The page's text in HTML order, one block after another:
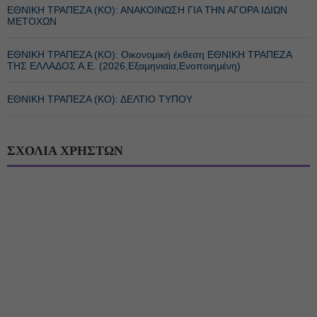
ΕΘΝΙΚΗ ΤΡΑΠΕΖΑ (KO): ΑΝΑΚΟΙΝΩΣΗ ΓΙΑ ΤΗΝ ΑΓΟΡΑ ΙΔΙΩΝ
ΜΕΤΟΧΩΝ
ΕΘΝΙΚΗ ΤΡΑΠΕΖΑ (KO): Οικονομική έκθεση ΕΘΝΙΚΗ ΤΡΑΠΕΖΑ
ΤΗΣ ΕΛΛΑΔΟΣ Α.Ε. (2026,Εξαμηνιαία,Ενοποιημένη)
ΕΘΝΙΚΗ ΤΡΑΠΕΖΑ (KO): ΔΕΛΤΙΟ ΤΥΠΟΥ
ΣΧΟΛΙΑ ΧΡΗΣΤΩΝ